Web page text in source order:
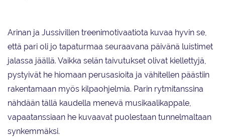
Arinan ja Jussivillen treenimotivaatiota kuvaa hyvin se,
että pari oli jo tapaturmaa seuraavana päivänä luistimet
jalassa jäällä. Vaikka selän taivutukset olivat kiellettyjä,
pystyivät he hiomaan perusasioita ja vähitellen päästiin
rakentamaan myös kilpaohjelmia. Parin rytmitanssina
nähdään tällä kaudella menevä musikaalikappale,
vapaatanssiaan he kuvaavat puolestaan tunnelmaltaan
synkemmäksi.